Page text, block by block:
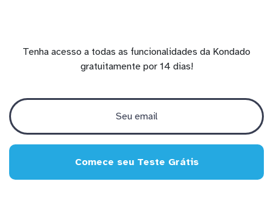
Tenha acesso a todas as funcionalidades da Kondado
gratuitamente por 14 dias!
Comece seu Teste Grátis